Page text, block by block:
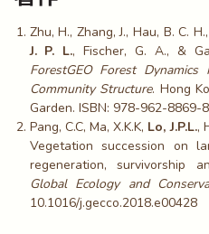
Zhu, H., Zhang, J., Hau, B. C.
J. P. L., Fischer, G. A., &
ForestGEO Forest
Community Structure. Hong
Garden. ISBN: 978-962-8869-
Pang, C.C, Ma, X.K.K, Lo, J.P.L.,
Vegetation succession on
regeneration, survivorship
Global Ecology and
10.1016/j.gecco.2018.e00428